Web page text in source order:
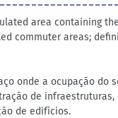
area containing
commuter areas;
onde a ocupação do
de
de edifícios.